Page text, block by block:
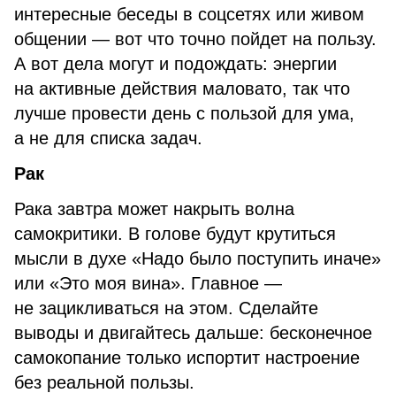
интересные беседы в соцсетях или живом
общении — вот что точно пойдет на пользу.
А вот дела могут и подождать: энергии
на активные действия маловато, так что
лучше провести день с пользой для ума,
а не для списка задач.
Рак
Рака завтра может накрыть волна
самокритики. В голове будут крутиться
мысли в духе «Надо было поступить иначе»
или «Это моя вина». Главное —
не зацикливаться на этом. Сделайте
выводы и двигайтесь дальше: бесконечное
самокопание только испортит настроение
без реальной пользы.